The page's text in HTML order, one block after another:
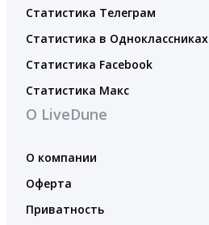
Статистика Телеграм
Статистика в Одноклассниках
Статистика Facebook
Статистика Макс
О LiveDune
О компании
Оферта
Приватность